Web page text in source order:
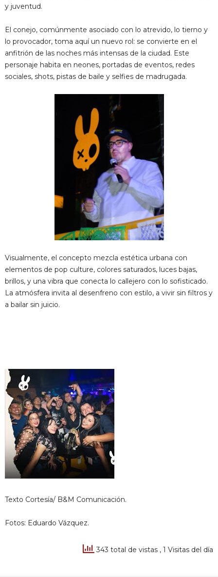
y juventud.
El conejo, comúnmente asociado con lo atrevido, lo tierno y
lo provocador, toma aquí un nuevo rol: se convierte en el
anfitrión de las noches más intensas de la ciudad. Este
personaje habita en neones, portadas de eventos, redes
sociales, shots, pistas de baile y selfies de madrugada.
Visualmente, el concepto mezcla estética urbana con
elementos de pop culture, colores saturados, luces bajas,
brillos, y una vibra que conecta lo callejero con lo sofisticado.
La atmósfera invita al desenfreno con estilo, a vivir sin filtros y
a bailar sin juicio.
Texto Cortesía/ B&M Comunicación.
Fotos: Eduardo Vázquez.
343 total de vistas , 1 Visitas del día